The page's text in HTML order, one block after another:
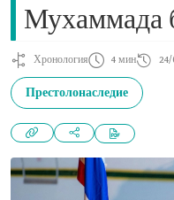
Мухаммада
Хронология 4 мин
Престолонаследие